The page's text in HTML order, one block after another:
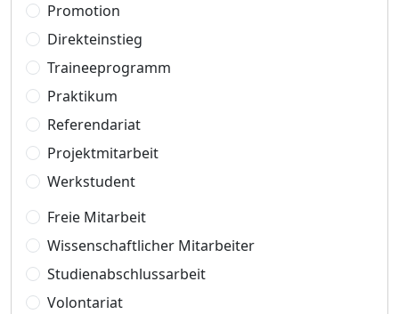
Promotion
Direkteinstieg
Traineeprogramm
Praktikum
Referendariat
Projektmitarbeit
Werkstudent
Freie Mitarbeit
Wissenschaftlicher Mitarbeiter
Studienabschlussarbeit
Volontariat